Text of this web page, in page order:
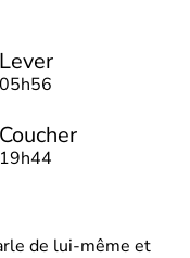
Lever
05h56
Coucher
19h44
de lui-même et